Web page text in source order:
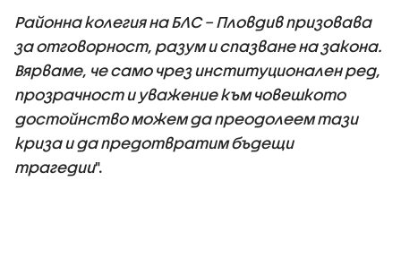
Районна колегия на БЛС – Пловдив призовава
за отговорност, разум и спазване на закона.
Вярваме, че само чрез институционален ред,
прозрачност и уважение към човешкото
достойнство можем да преодолеем тази
криза и да предотвратим бъдещи
трагедии".